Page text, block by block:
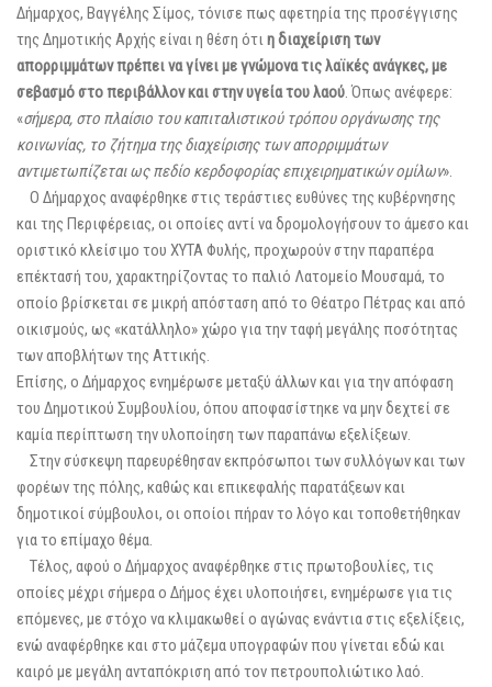
Δήμαρχος, Βαγγέλης Σίμος, τόνισε πως αφετηρία της προσέγγισης
της Δημοτικής Αρχής είναι η θέση ότιη διαχείριση των
απορριμμάτων πρέπει να γίνει με γνώμονα τις λαϊκές ανάγκες, με
σεβασμό στο περιβάλλον και στην υγεία του λαού. Όπως ανέφερε:
«σήμερα, στο πλαίσιο του καπιταλιστικού τρόπου οργάνωσης της
κοινωνίας, το ζήτημα της διαχείρισης των απορριμμάτων
αντιμετωπίζεται ως πεδίο κερδοφορίας επιχειρηματικών ομίλων».
Ο Δήμαρχος αναφέρθηκε στις τεράστιες ευθύνες της κυβέρνησης
και της Περιφέρειας, οι οποίες αντί να δρομολογήσουν το άμεσο και
οριστικό κλείσιμο του ΧΥΤΑ Φυλής, προχωρούν στην παραπέρα
επέκτασή του, χαρακτηρίζοντας το παλιό Λατομείο Μουσαμά, το
οποίο βρίσκεται σε μικρή απόσταση από το Θέατρο Πέτρας και από
οικισμούς, ως «κατάλληλο» χώρο για την ταφή μεγάλης ποσότητας
των αποβλήτων της Αττικής.
Επίσης, ο Δήμαρχος ενημέρωσε μεταξύ άλλων και για την απόφαση
του Δημοτικού Συμβουλίου, όπου αποφασίστηκε να μην δεχτεί σε
καμία περίπτωση την υλοποίηση των παραπάνω εξελίξεων.
Στην σύσκεψη παρευρέθησαν εκπρόσωποι των συλλόγων και των
φορέων της πόλης, καθώς και επικεφαλής παρατάξεων και
δημοτικοί σύμβουλοι, οι οποίοι πήραν το λόγο και τοποθετήθηκαν
για το επίμαχο θέμα.
Τέλος, αφού ο Δήμαρχος αναφέρθηκε στις πρωτοβουλίες, τις
οποίες μέχρι σήμερα ο Δήμος έχει υλοποιήσει, ενημέρωσε για τις
επόμενες, με στόχο να κλιμακωθεί ο αγώνας ενάντια στις εξελίξεις,
ενώ αναφέρθηκε και στο μάζεμα υπογραφών που γίνεται εδώ και
καιρό με μεγάλη ανταπόκριση από τον πετρουπολιώτικο λαό.